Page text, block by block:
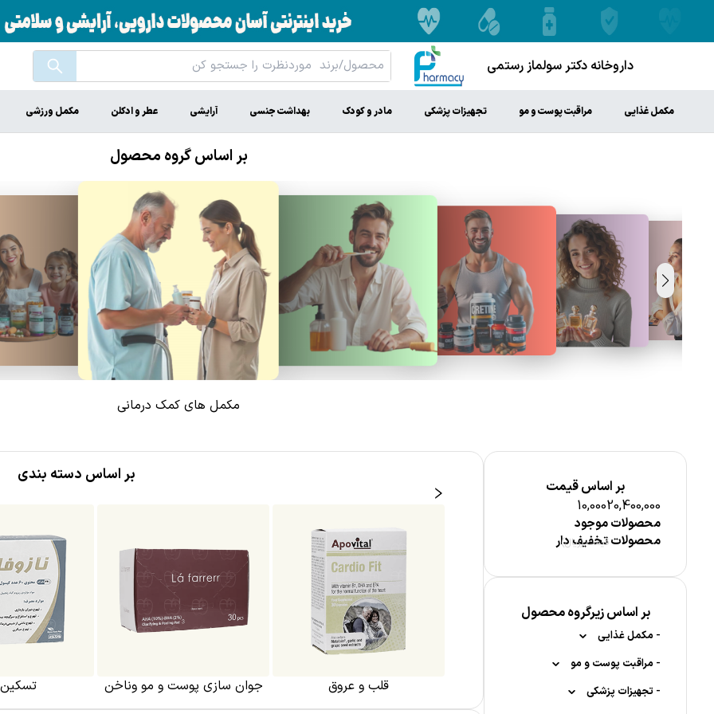
داروخانه دکتر سولماز رستمی
مکمل غذایی مراقبت پوست و مو تجهیزات پزشکی مادر و کودک بهداشت جنسی آرایشی عطر و ادکلن مکمل ورزشی
بر اساس گروه محصول
مکمل های کمک درمانی
بر اساس قیمت
10,00020,400,000
قیمت (ریال)
محصولات موجود
محصولات تخفیف دار
بر اساس زیرگروه محصول
- مکمل غذایی
-مواد معدنی
-کلسیم
-مکمل کودکان
- مراقبت پوست و مو
-مراقبت پوست صورت
- تجهیزات پزشکی
بر اساس دسته بندی
حافطه کلیه و مجاری ادراری قلب و عروق جوان سازی پوست و مو وناخن